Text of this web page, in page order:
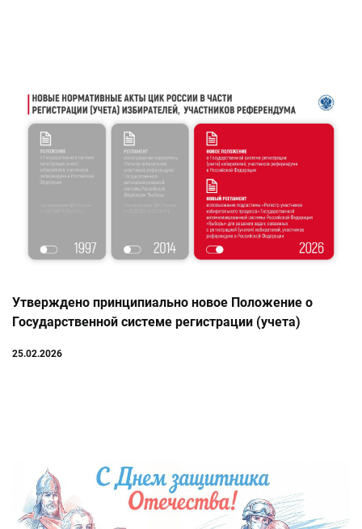
Утверждено принципиально новое Положение о
Государственной системе регистрации (учета)
25.02.2026